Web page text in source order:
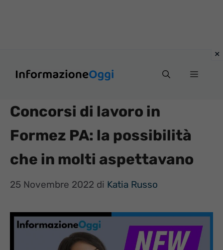
Menu
Concorsi di lavoro in
Formez PA: la possibilità
che in molti aspettavano
25 Novembre 2022 di Katia Russo